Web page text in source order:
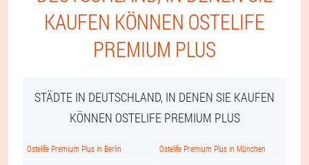
KAUFEN KÖNNEN OSTELIFE
PREMIUM PLUS
STÄDTE IN DEUTSCHLAND, IN DENEN SIE KAUFEN
KÖNNEN OSTELIFE PREMIUM PLUS
Ostelife Premium Plus in Berlin Ostelife Premium Plus in München